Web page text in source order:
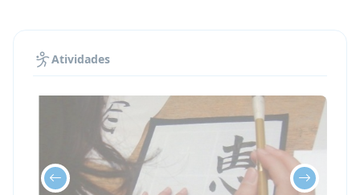
Instalações e equipe
Salas de aula modernas, climatizadas e com
Área de convivência para os alunos e
espaços de estudo
Biblioteca de mangá/anime e livros, além de
biblioteca de aluguel de livros didáticos
Atividades